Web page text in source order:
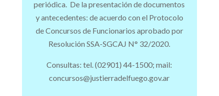
periódica. De la presentación de documentos
y antecedentes: de acuerdo con el Protocolo
de Concursos de Funcionarios aprobado por
Resolución SSA-SGCAJ N° 32/2020.
Consultas: tel. (02901) 44-1500; mail:
concursos@justierradelfuego.gov.ar